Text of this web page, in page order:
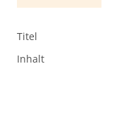
Titel
Inhalt